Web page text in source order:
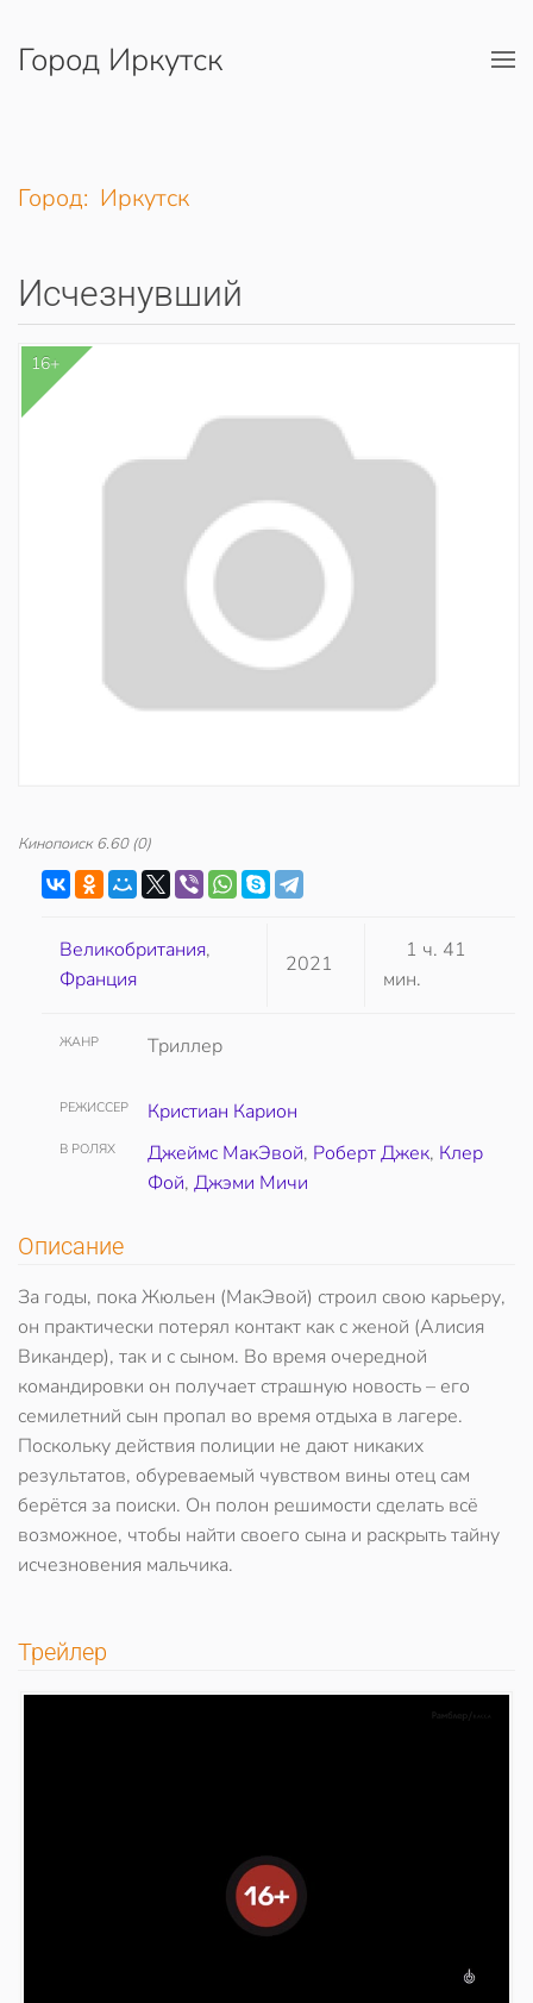
Перейти к содержимому
Город Иркутск
Город: Иркутск
Исчезнувший
16+
Кинопоиск 6.60(0)
Великобритания,
Франция
2021
1 ч. 41
мин.
ЖАНР Триллер
РЕЖИССЕР Кристиан Карион
В РОЛЯХ Джеймс МакЭвой, Роберт Джек, Клер
Фой, Джэми Мичи
Описание
За годы, пока Жюльен (МакЭвой) строил свою карьеру,
он практически потерял контакт как с женой (Алисия
Викандер), так и с сыном. Во время очередной
командировки он получает страшную новость – его
семилетний сын пропал во время отдыха в лагере.
Поскольку действия полиции не дают никаких
результатов, обуреваемый чувством вины отец сам
берётся за поиски. Он полон решимости сделать всё
возможное, чтобы найти своего сына и раскрыть тайну
исчезновения мальчика.
Трейлер